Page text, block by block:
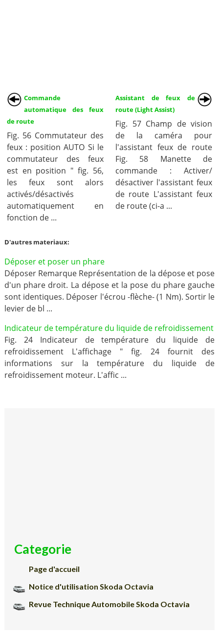
Commande
automatique des feux
de route
Fig. 56 Commutateur des
feux : position AUTO Si le
commutateur des feux
est en position " fig. 56,
les feux sont alors
activés/désactivés
automatiquement en
fonction de ...
Assistant de feux de
route (Light Assist)
Fig. 57 Champ de vision
de la caméra pour
l'assistant feux de route
Fig. 58 Manette de
commande : Activer/
désactiver l'assistant feux
de route L'assistant feux
de route (ci-a ...
D'autres materiaux:
Déposer et poser un phare
Déposer Remarque Représentation de la dépose et pose
d'un phare droit. La dépose et la pose du phare gauche
sont identiques. Déposer l'écrou -flèche- (1 Nm). Sortir le
levier de bl ...
Indicateur de température du liquide de refroidissement
Fig. 24 Indicateur de température du liquide de
refroidissement L'affichage " fig. 24 fournit des
informations sur la température du liquide de
refroidissement moteur. L'affic ...
Categorie
Page d'accueil
Notice d'utilisation Skoda Octavia
Revue Technique Automobile Skoda Octavia